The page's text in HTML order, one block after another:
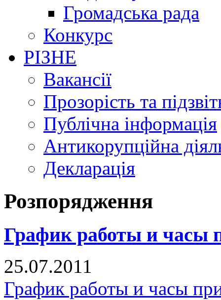
Громадська рада
Конкурс
РІЗНЕ
Вакансії
Прозорість та
Публічна інформація
Антикорупційна
Декларація
Розпорядження
График работы и часы
25.07.2011
График работы и часы